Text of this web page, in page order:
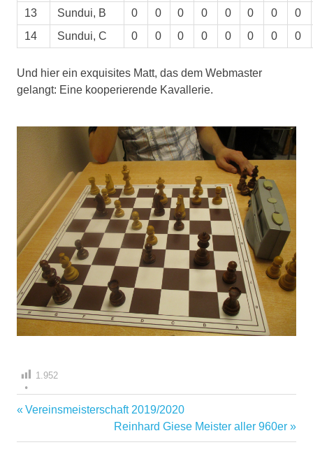
13 Sundui, B 0 0 0 0 0 0 0
0
14
Sundui, C 0 0 0 0 0 0 0 0
Und hier ein exquisites Matt, das dem Webmaster
gelangt: Eine kooperierende Kavallerie.
1.952
Beitragsnavigation
Vorheriger
Vereinsmeisterschaft 2019/2020
Nächster
Beitrag:
Reinhard Giese Meister aller 960er